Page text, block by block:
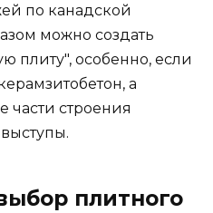
по канадской
можно создать
плиту", особенно, если
а
части строения
плитного